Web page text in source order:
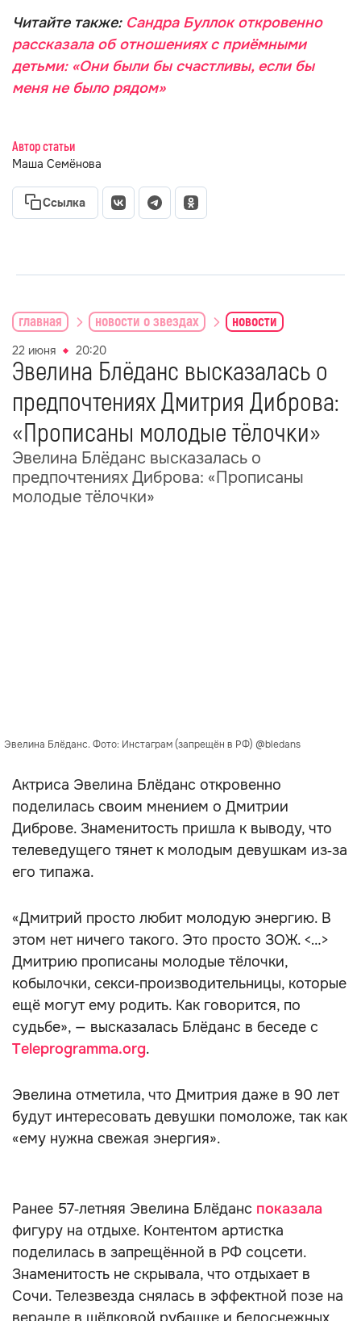
Читайте также: Сандра Буллок откровенно
рассказала об отношениях с приёмными
детьми: «Они были бы счастливы, если бы
меня не было рядом»
Автор статьи
Маша Семёнова
Ссылка
главная новости о звездах новости
22 июня 20:20
Эвелина Блёданс высказалась о
предпочтениях Дмитрия Диброва:
«Прописаны молодые тёлочки»
Эвелина Блёданс высказалась о
предпочтениях Диброва: «Прописаны
молодые тёлочки»
Эвелина Блёданс. Фото: Инстаграм (запрещён в РФ) @bledans
Актриса Эвелина Блёданс откровенно
поделилась своим мнением о Дмитрии
Диброве. Знаменитость пришла к выводу, что
телеведущего тянет к молодым девушкам из‑за
его типажа.
«Дмитрий просто любит молодую энергию. В
этом нет ничего такого. Это просто ЗОЖ. <…>
Дмитрию прописаны молодые тёлочки,
кобылочки, секси‑производительницы, которые
ещё могут ему родить. Как говорится, по
судьбе», — высказалась Блёданс в беседе с
Teleprogramma.org.
Эвелина отметила, что Дмитрия даже в 90 лет
будут интересовать девушки помоложе, так как
«ему нужна свежая энергия».
Ранее 57‑летняя Эвелина Блёданс показала
фигуру на отдыхе. Контентом артистка
поделилась в запрещённой в РФ соцсети.
Знаменитость не скрывала, что отдыхает в
Сочи. Телезвезда снялась в эффектной позе на